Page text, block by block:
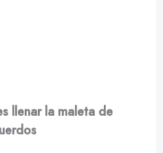
llenar la maleta de